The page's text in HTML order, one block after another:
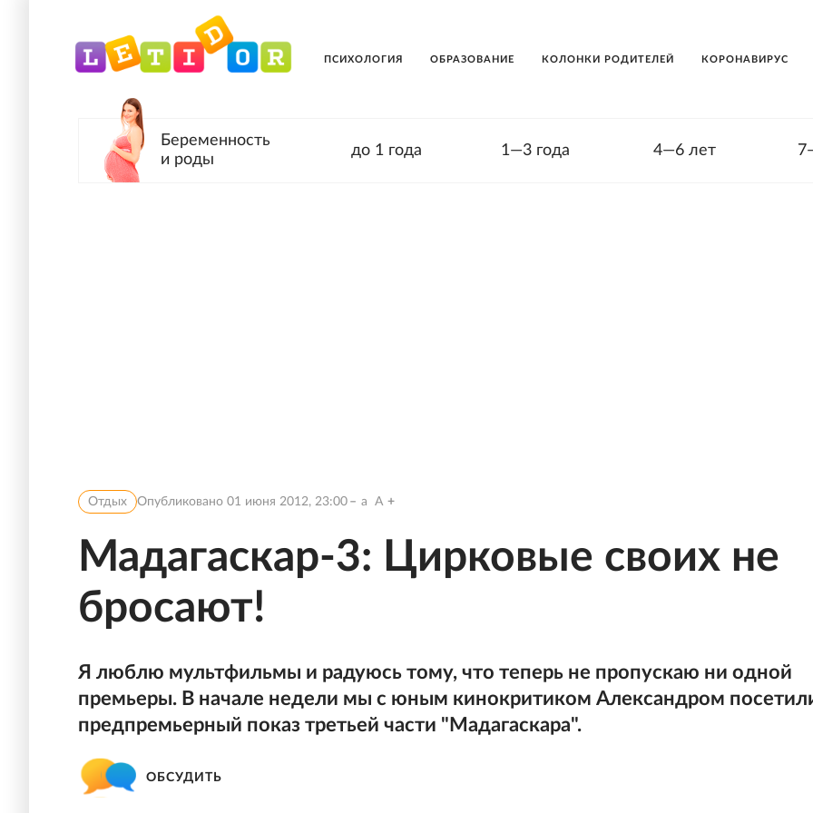
ПСИХОЛОГИЯ ОБРАЗОВАНИЕ КОЛОНКИ РОДИТЕЛЕЙ КОРОНАВИРУС
Беременность
и роды
до 1 года 1—3 года 4—6 лет
Отдых Опубликовано 01 июня 2012, 23:00 a A
Мадагаскар-3: Цирковые своих не
бросают!
Я люблю мультфильмы и радуюсь тому, что теперь не пропускаю ни одной
премьеры. В начале недели мы с юным кинокритиком Александром
предпремьерный показ третьей части "Мадагаскара".
ОБСУДИТЬ